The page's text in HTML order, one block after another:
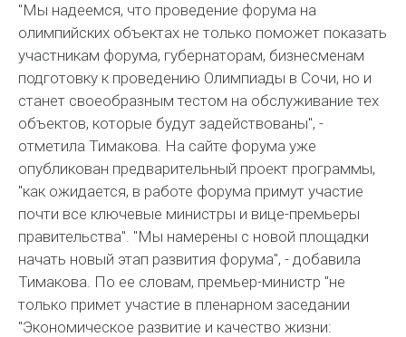
"Мы надеемся, что проведение форума на
олимпийских объектах не только поможет показать
участникам форума, губернаторам, бизнесменам
подготовку к проведению Олимпиады в Сочи, но и
станет своеобразным тестом на обслуживание тех
объектов, которые будут задействованы", -
отметила Тимакова. На сайте форума уже
опубликован предварительный проект программы,
"как ожидается, в работе форума примут участие
почти все ключевые министры и вице-премьеры
правительства". "Мы намерены с новой площадки
начать новый этап развития форума", - добавила
Тимакова. По ее словам, премьер-министр "не
только примет участие в пленарном заседании
"Экономическое развитие и качество жизни: